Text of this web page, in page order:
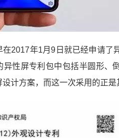
2017年1月9日就已经申请了
性屏专利包中包括半圆形、
计方案，而这一次采用的正是